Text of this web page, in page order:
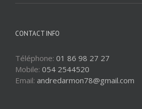
CONTACT INFO
Téléphone: 01 86 98 27 27
Mobile: 054 2544520
Email: andredarmon78@gmail.com